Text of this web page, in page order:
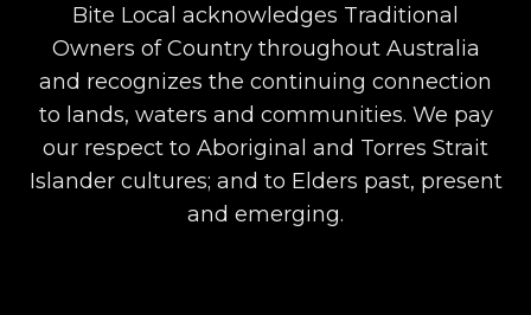
Bite Local acknowledges Traditional
Owners of Country throughout Australia
and recognizes the continuing connection
to lands, waters and communities. We pay
our respect to Aboriginal and Torres Strait
Islander cultures; and to Elders past, present
and emerging.